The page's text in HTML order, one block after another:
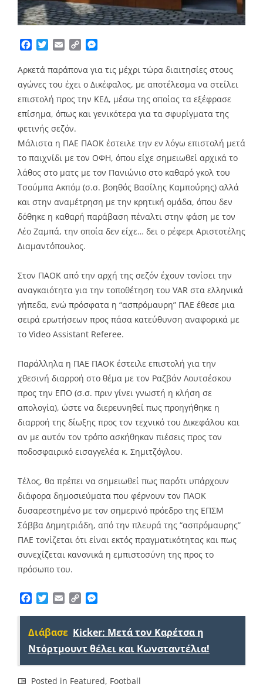
Facebook
TwitterEmailCopy
Αρκετά παράπονα για τις μέχρι τώρα διαιτησίες στους
αγώνες του έχει ο Δικέφαλος, με αποτέλεσμα να στείλει
επιστολή προς την ΚΕΔ, μέσω της οποίας τα εξέφρασε
επίσημα, όπως και γενικότερα για τα σφυρίγματα της
φετινής σεζόν.
Μάλιστα η ΠΑΕ ΠΑΟΚ έστειλε την εν λόγω επιστολή μετά
το παιχνίδι με τον ΟΦΗ, όπου είχε σημειωθεί αρχικά το
λάθος στο ματς με τον Πανιώνιο στο καθαρό γκολ του
Τσούμπα Ακπόμ (σ.σ. βοηθός Βασίλης Καμπούρης) αλλά
και στην αναμέτρηση με την κρητική ομάδα, όπου δεν
δόθηκε η καθαρή παράβαση πέναλτι στην φάση με τον
Λέο Ζαμπά, την οποία δεν είχε… δει ο ρέφερι Αριστοτέλης
Διαμαντόπουλος.
Στον ΠΑΟΚ από την αρχή της σεζόν έχουν τονίσει την
αναγκαιότητα για την τοποθέτηση του VAR στα ελληνικά
γήπεδα, ενώ πρόσφατα η “ασπρόμαυρη” ΠΑΕ έθεσε μια
σειρά ερωτήσεων προς πάσα κατεύθυνση αναφορικά με
το Video Assistant Referee.
Παράλληλα η ΠΑΕ ΠΑΟΚ έστειλε επιστολή για την
χθεσινή διαρροή στο θέμα με τον Ραζβάν Λουτσέσκου
προς την ΕΠΟ (σ.σ. πριν γίνει γνωστή η κλήση σε
απολογία), ώστε να διερευνηθεί πως προηγήθηκε η
διαρροή της δίωξης προς τον τεχνικό του Δικεφάλου και
αν με αυτόν τον τρόπο ασκήθηκαν πιέσεις προς τον
ποδοσφαιρικό εισαγγελέα κ. Σημιτζόγλου.
Τέλος, θα πρέπει να σημειωθεί πως παρότι υπάρχουν
διάφορα δημοσιεύματα που φέρνουν τον ΠΑΟΚ
δυσαρεστημένο με τον σημερινό πρόεδρο της ΕΠΣΜ
Σάββα Δημητριάδη, από την πλευρά της “ασπρόμαυρης”
ΠΑΕ τονίζεται ότι είναι εκτός πραγματικότητας και πως
συνεχίζεται κανονικά η εμπιστοσύνη της προς το
πρόσωπο του.
Facebook
TwitterEmailCopy
Διάβασε Kicker: Μετά τον Καρέτσα η
Ντόρτμουντ θέλει και Κωνσταντέλια!
Posted in Featured, Football